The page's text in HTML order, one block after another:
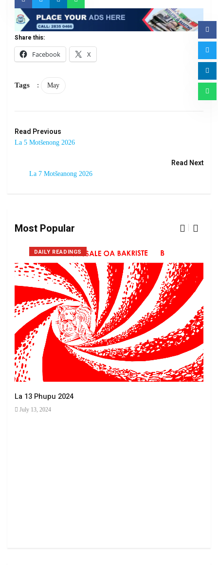
Share this:
Facebook
X
Tags : May
Read Previous
La 5 Motšenong 2026
Read Next
La 7 Motšeanong 2026
Most Popular
DAILY READINGS
La 13 Phupu 2024
July 13, 2024